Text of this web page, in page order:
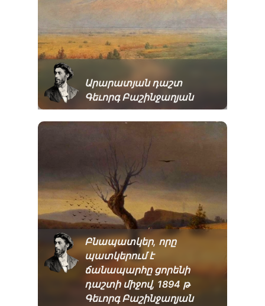
Արարատյան դաշտ
Գեւորգ Բաշինջաղյան
Բնապատկեր, որը
պատկերում է
ճանապարհը ցորենի
դաշտի միջով, 1894 թ
Գեւորգ Բաշինջաղյան